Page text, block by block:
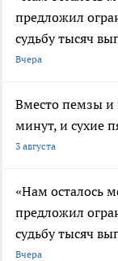
предложил
судьбу тысяч
Вчера
Вместо пемзы и
минут, и сухие
3 августа
«Нам осталось
предложил
судьбу тысяч
Вчера